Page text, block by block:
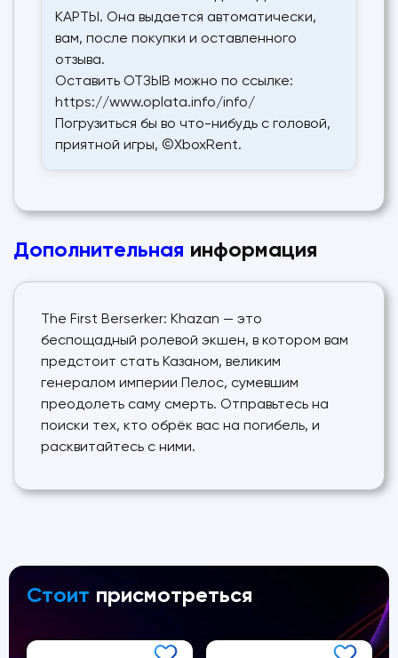
КАРТЫ. Она выдается автоматически,
вам, после покупки и оставленного
отзыва.
Оставить ОТЗЫВ можно по ссылке:
https://www.oplata.info/info/
Погрузиться бы во что-нибудь с головой,
приятной игры, ©XboxRent.
Дополнительная информация
The First Berserker: Khazan — это
беспощадный ролевой экшен, в котором вам
предстоит стать Казаном, великим
генералом империи Пелос, сумевшим
преодолеть саму смерть. Отправьтесь на
поиски тех, кто обрёк вас на погибель, и
расквитайтесь с ними.
Стоит присмотреться